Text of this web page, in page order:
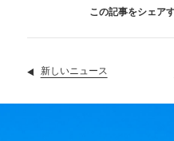
この記事をシェア
新しいニュース